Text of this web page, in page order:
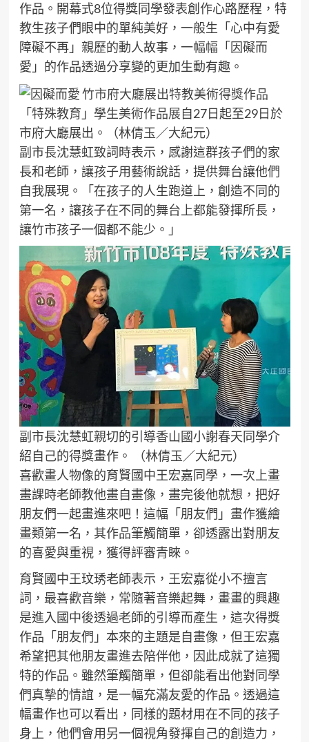
作品。開幕式8位得獎同學發表創作心路歷程，特
教生孩子們眼中的單純美好，一般生「心中有愛
障礙不再」親歷的動人故事，一幅幅「因礙而
愛」的作品透過分享變的更加生動有趣。
「特殊教育 」學生美術作品展自27日起至29日於
市府大廳展出。（林倩玉／大紀元）
副市長沈慧虹致詞時表示，感謝這群孩子們的家
長和老師，讓孩子用藝術說話，提供舞台讓他們
自我展現。「在孩子的人生跑道上，創造不同的
第一名，讓孩子在不同的舞台上都能發揮所長，
讓竹市孩子一個都不能少。」
副市長沈慧虹親切的引導香山國小謝春天同學介
紹自己的得獎畫作。 （林倩玉／大紀元）
喜歡畫人物像的育賢國中王宏嘉同學，一次上畫
畫課時老師教他畫自畫像，畫完後他就想，把好
朋友們一起畫進來吧！這幅「朋友們」畫作獲繪
畫類第一名，其作品筆觸簡單，卻透露出對朋友
的喜愛與重視，獲得評審青睞。
育賢國中王玟琇老師表示，王宏嘉從小不擅言
詞，最喜歡音樂，常隨著音樂起舞，畫畫的興趣
是進入國中後透過老師的引導而產生，這次得獎
作品「朋友們」本來的主題是自畫像，但王宏嘉
希望把其他朋友畫進去陪伴他，因此成就了這獨
特的作品。雖然筆觸簡單，但卻能看出他對同學
們真摰的情誼，是一幅充滿友愛的作品。透過這
幅畫作也可以看出，同樣的題材用在不同的孩子
身上，他們會用另一個視角發揮自己的創造力，